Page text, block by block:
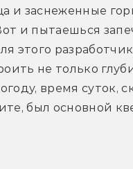
и заснеженные
и пытаешься
этого
не только
время суток,
был основной